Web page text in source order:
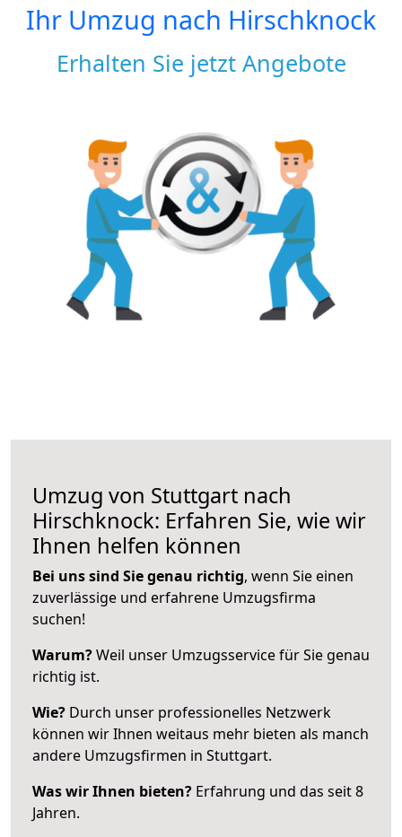
Ihr Umzug nach Hirschknock
Erhalten Sie jetzt Angebote
Umzug von Stuttgart nach
Hirschknock: Erfahren Sie, wie wir
Ihnen helfen können
Bei uns sind Sie genau richtig, wenn Sie einen
zuverlässige und erfahrene Umzugsfirma
suchen!
Warum?Weil unser Umzugsservice für Sie genau
richtig ist.
Wie? Durch unser professionelles Netzwerk
können wir Ihnen weitaus mehr bieten als manch
andere Umzugsfirmen in Stuttgart.
Was wir Ihnen bieten? Erfahrung und das seit 8
Jahren.